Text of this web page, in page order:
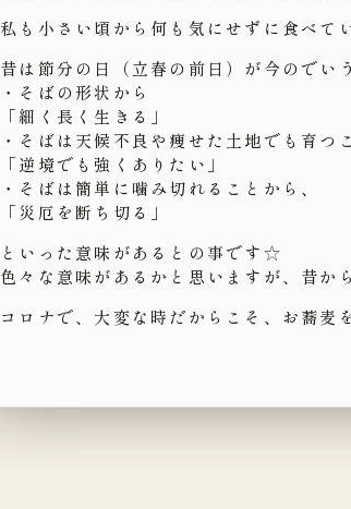
私も小さい頃から何も気にせずに食べて
昔は節分の日（立春の前日）が今のでい
・そばの形状から
「細く長く生きる」
・そばは天候不良や痩せた土地でも育つ
「逆境でも強くありたい」
・そばは簡単に噛み切れることから、
「災厄を断ち切る」
といった意味があるとの事です☆
色々な意味があるかと思いますが、昔
コロナで、大変な時だからこそ、お蕎